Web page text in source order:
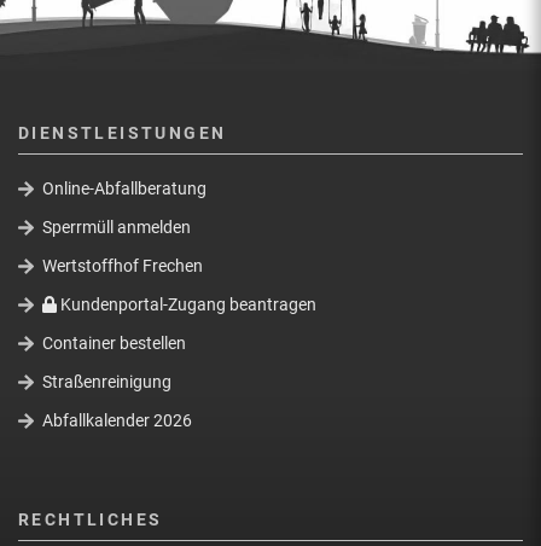
DIENSTLEISTUNGEN
Online-Abfallberatung
Sperrmüll anmelden
Wertstoffhof Frechen
Kundenportal-Zugang beantragen
Container bestellen
Straßenreinigung
Abfallkalender 2026
RECHTLICHES